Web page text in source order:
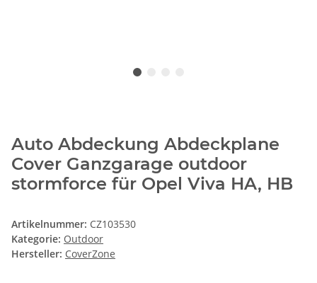
Auto Abdeckung Abdeckplane
Cover Ganzgarage outdoor
stormforce für Opel Viva HA, HB
Artikelnummer: CZ103530
Kategorie: Outdoor
Hersteller: CoverZone